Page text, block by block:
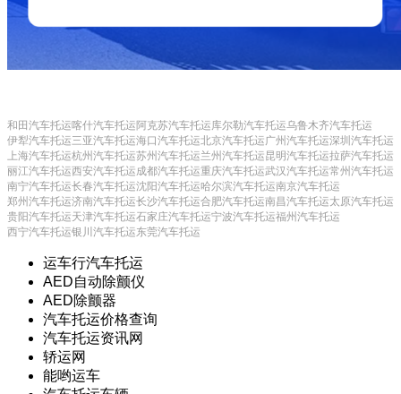
和田汽车托运喀什汽车托运阿克苏汽车托运库尔勒汽车托运乌鲁木齐汽车托运
伊犁汽车托运三亚汽车托运海口汽车托运北京汽车托运广州汽车托运深圳汽车托运
上海汽车托运杭州汽车托运苏州汽车托运兰州汽车托运昆明汽车托运拉萨汽车托运
丽江汽车托运西安汽车托运成都汽车托运重庆汽车托运武汉汽车托运常州汽车托运
南宁汽车托运长春汽车托运沈阳汽车托运哈尔滨汽车托运南京汽车托运
郑州汽车托运济南汽车托运长沙汽车托运合肥汽车托运南昌汽车托运太原汽车托运
贵阳汽车托运天津汽车托运石家庄汽车托运宁波汽车托运福州汽车托运
西宁汽车托运银川汽车托运东莞汽车托运
运车行汽车托运
AED自动除颤仪
AED除颤器
汽车托运价格查询
汽车托运资讯网
轿运网
能哟运车